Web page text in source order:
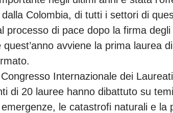
Colombia, di tutti i settori di
processo di pace dopo la firma
avviene la prima laurea
Internazionale dei
di 20 lauree hanno dibattuto su
le catastrofi naturali e la